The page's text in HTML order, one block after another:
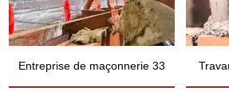
Entreprise de maçonnerie 33